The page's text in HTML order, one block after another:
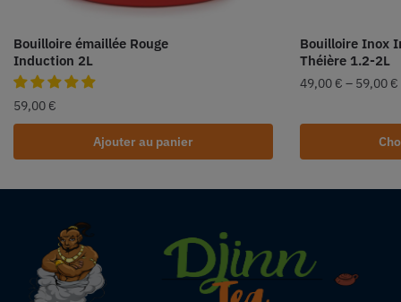
Bouilloire émaillée Rouge
Induction 2L
59,00 €
Ajouter au panier
Bouilloire Inox
Théière 1.2-2L
49,00 € – 59,00 €